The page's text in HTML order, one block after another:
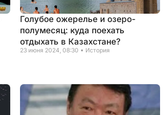
Голубое ожерелье и озеро-
полумесяц: куда поехать
отдыхать в Казахстане?
23 июня 2024, 08:30 История